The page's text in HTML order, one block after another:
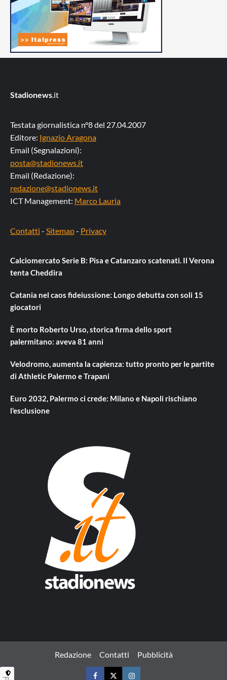
Stadionews.it
Testata giornalistica n°8 del 27.04.2007
Editore: Ignazio Aragona
Email (Segnalazioni):
posta@stadionews.it
Email (Redazione):
redazione@stadionews.it
ICT Management: Marco Lauria
Contatti - Sitemap- Privacy
Calciomercato Serie B: Pisa e Catanzaro scatenati. Il Verona
tenta Cheddira
Catania nel caos fideiussione: Longo debutta con soli 15
giocatori
È morto Roberto Urso, storica firma dello sport
palermitano: aveva 81 anni
Velodromo, aumenta la capienza: tutto pronto per le partite
di Athletic Palermo e Trapani
Euro 2032, Palermo ci crede: Milano e Napoli rischiano
l’esclusione
Redazione Contatti Pubblicità